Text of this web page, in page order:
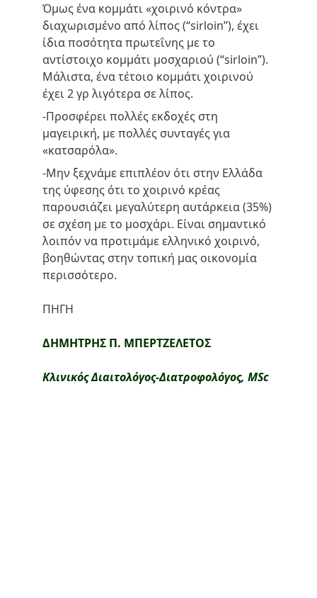
Όμως ένα κομμάτι «χοιρινό κόντρα»
διαχωρισμένο από λίπος (“sirloin”), έχει
ίδια ποσότητα πρωτεΐνης με το
αντίστοιχο κομμάτι μοσχαριού (“sirloin”).
Μάλιστα, ένα τέτοιο κομμάτι χοιρινού
έχει 2 γρ λιγότερα σε λίπος.
-Προσφέρει πολλές εκδοχές στη
μαγειρική, με πολλές συνταγές για
«κατσαρόλα».
-Μην ξεχνάμε επιπλέον ότι στην Ελλάδα
της ύφεσης ότι το χοιρινό κρέας
παρουσιάζει μεγαλύτερη αυτάρκεια (35%)
σε σχέση με το μοσχάρι. Είναι σημαντικό
λοιπόν να προτιμάμε ελληνικό χοιρινό,
βοηθώντας στην τοπική μας οικονομία
περισσότερο.
ΠΗΓΗ
ΔΗΜΗΤΡΗΣ Π. ΜΠΕΡΤΖΕΛΕΤΟΣ
Κλινικός Διαιτολόγος-Διατροφολόγος, MSc